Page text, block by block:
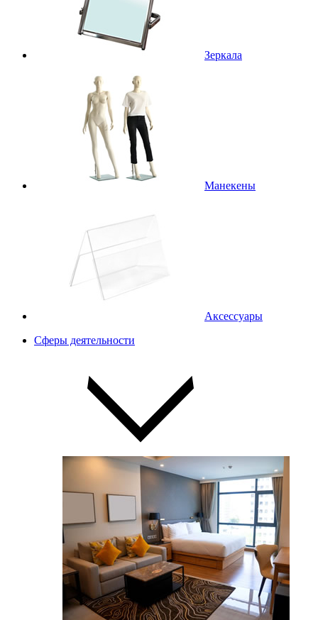
Зеркала
Манекены
Аксессуары
Сферы деятельности